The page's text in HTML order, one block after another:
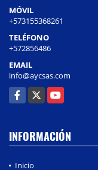
MÓVIL
+573155368261
TELÉFONO
+572856486
EMAIL
info@aycsas.com
Facebook
X YouTube
INFORMACIÓN
Inicio